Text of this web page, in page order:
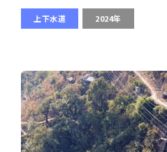
上下水道 2024年